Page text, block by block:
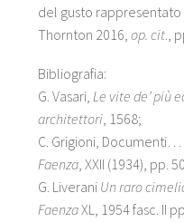
del gusto rappresentato
Thornton 2016, op. cit.,
Bibliografia:
G. Vasari, Le vite de’ più
architettori, 1568;
C. Grigioni,
Faenza, XXII (1934), pp.
G. Liverani Un raro
FaenzaXL, 1954 fasc. II